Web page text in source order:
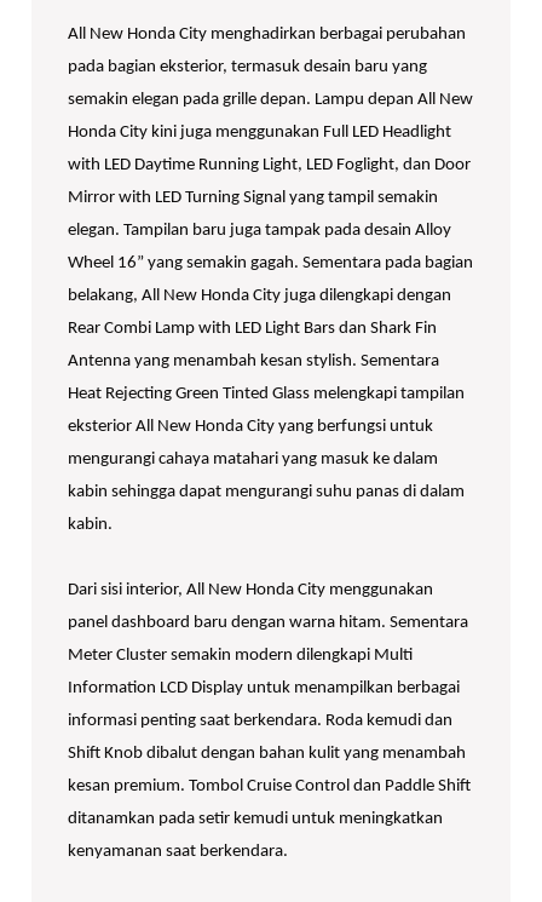
All New Honda City menghadirkan berbagai perubahan
pada bagian eksterior, termasuk desain baru yang
semakin elegan pada grille depan. Lampu depan All New
Honda City kini juga menggunakan Full LED Headlight
with LED Daytime Running Light, LED Foglight, dan Door
Mirror with LED Turning Signal yang tampil semakin
elegan. Tampilan baru juga tampak pada desain Alloy
Wheel 16” yang semakin gagah. Sementara pada bagian
belakang, All New Honda City juga dilengkapi dengan
Rear Combi Lamp with LED Light Bars dan Shark Fin
Antenna yang menambah kesan stylish. Sementara
Heat Rejecting Green Tinted Glass melengkapi tampilan
eksterior All New Honda City yang berfungsi untuk
mengurangi cahaya matahari yang masuk ke dalam
kabin sehingga dapat mengurangi suhu panas di dalam
kabin.
Dari sisi interior, All New Honda City menggunakan
panel dashboard baru dengan warna hitam. Sementara
Meter Cluster semakin modern dilengkapi Multi
Information LCD Display untuk menampilkan berbagai
informasi penting saat berkendara. Roda kemudi dan
Shift Knob dibalut dengan bahan kulit yang menambah
kesan premium. Tombol Cruise Control dan Paddle Shift
ditanamkan pada setir kemudi untuk meningkatkan
kenyamanan saat berkendara.